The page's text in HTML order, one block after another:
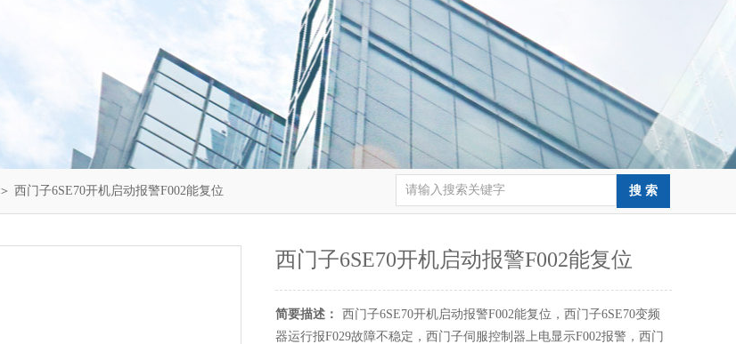
＞ 西门子6SE70开机启动报警F002能复位
西门子6SE70开机启动报警F002能复位
简要描述：
西门子6SE70开机启动报警F002能复位，西门子6SE70变频
器运行报F029故障不稳定，西门子伺服控制器上电显示F002报警，西门